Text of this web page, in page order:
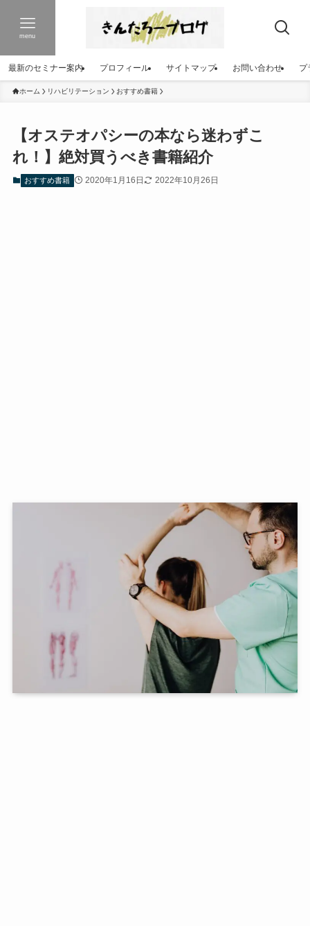
menu
最新のセミナー案内 プロフィール サイトマップ お問い合わせ プ
ホーム リハビリテーション おすすめ書籍
【オステオパシーの本なら迷わずこ
れ！】絶対買うべき書籍紹介
おすすめ書籍 2020年1月16日 2022年10月26日